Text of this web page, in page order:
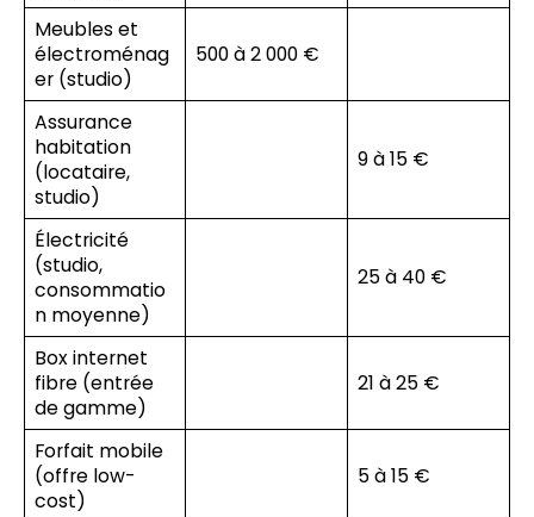
Meubles et
électroménag
er (studio)
500 à 2 000 €
Assurance
habitation
(locataire,
studio)
9 à 15 €
Électricité
(studio,
consommatio
n moyenne)
25 à 40 €
Box internet
fibre (entrée
de gamme)
21 à 25 €
Forfait mobile
(offre low-
cost)
5 à 15 €